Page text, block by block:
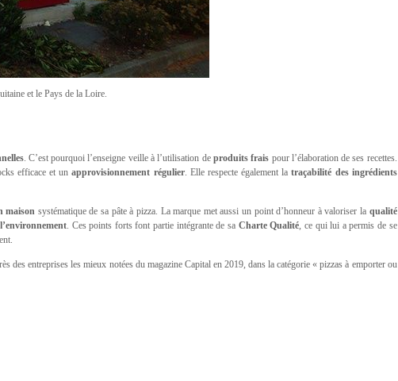
et le Pays de la Loire.
. C’est pourquoi l’enseigne veille à l’utilisation de produits frais pour l’élaboration de ses recettes.
efficace et unapprovisionnement régulier. Elle respecte également latraçabilité des ingrédients
maison systématique de sa pâte à pizza. La marque met aussi un point d’honneur à valoriser la qualité
. Ces points forts font partie intégrante de sa Charte Qualité, ce qui lui a permis de se
des entreprises les mieux notées du magazine Capital en 2019, dans la catégorie « pizzas à emporter ou